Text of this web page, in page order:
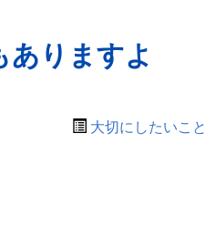
りますよ
大切にしたいこと